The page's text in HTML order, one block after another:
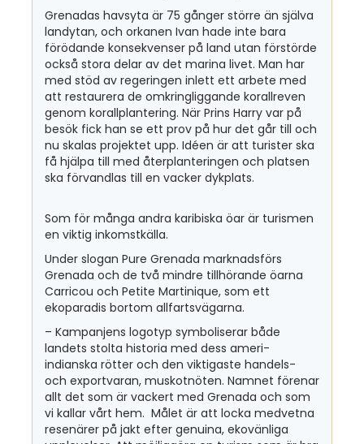
Grenadas havsyta är 75 gånger större än själva
landytan, och orkanen Ivan hade inte bara
förödande konsekvenser på land utan förstörde
också stora delar av det marina livet. Man har
med stöd av regeringen inlett ett arbete med
att restaurera de omkringliggande korallreven
genom korallplantering. När Prins Harry var på
besök fick han se ett prov på hur det går till och
nu skalas projektet upp. Idéen är att turister ska
få hjälpa till med återplanteringen och platsen
ska förvandlas till en vacker dykplats.
Som för många andra karibiska öar är turismen
en viktig inkomstkälla.
Under slogan Pure Grenada marknadsförs
Grenada och de två mindre tillhörande öarna
Carricou och Petite Martinique, som ett
ekoparadis bortom allfartsvägarna.
– Kampanjens logotyp symboliserar både
landets stolta historia med dess ameri-
indianska rötter och den viktigaste handels-
och exportvaran, muskotnöten. Namnet förenar
allt det som är vackert med Grenada och som
vi kallar vårt hem. Målet är att locka medvetna
resenärer på jakt efter genuina, ekovänliga